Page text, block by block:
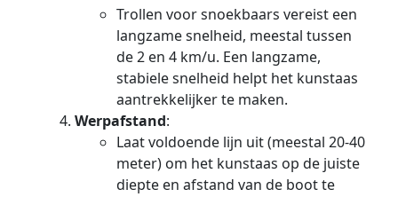
Trollen voor snoekbaars vereist een
langzame snelheid, meestal tussen
de 2 en 4 km/u. Een langzame,
stabiele snelheid helpt het kunstaas
aantrekkelijker te maken.
Werpafstand:
Laat voldoende lijn uit (meestal 20-40
meter) om het kunstaas op de juiste
diepte en afstand van de boot te